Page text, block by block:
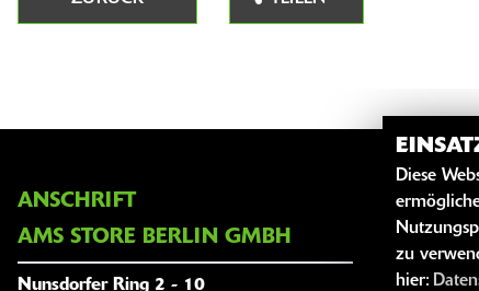
ANSCHRIFT
AMS STORE BERLIN GMBH
Nunsdorfer Ring 2 - 10
Diese
zu
hier: